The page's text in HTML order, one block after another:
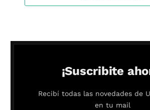
¡Suscribite
Recibí todas las novedades de
en tu mail